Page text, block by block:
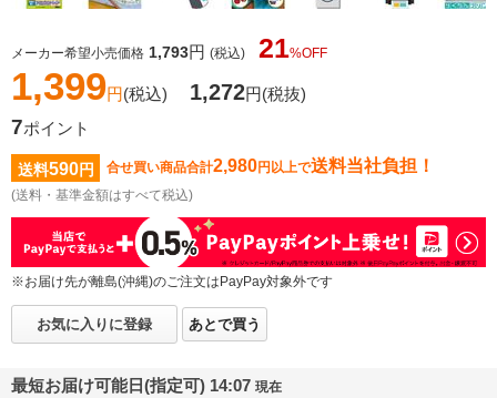
メーカー希望小売価格 1,793円 (税込) 21%OFF
1,399円(税込) 1,272円(税抜)
7ポイント
送料590円 合せ買い商品合計2,980円以上で送料当社負担！
(送料・基準金額はすべて税込)
※お届け先が離島(沖縄)のご注文はPayPay対象外です
お気に入りに登録 あとで買う
最短お届け可能日(指定可) 14:07 現在